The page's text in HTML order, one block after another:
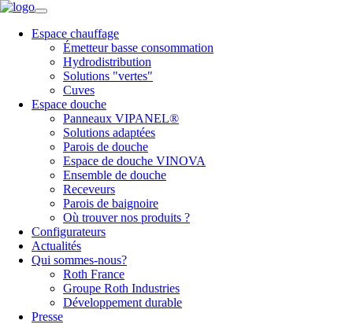
Espace chauffage
Émetteur basse consommation
Hydrodistribution
Solutions "vertes"
Cuves
Espace douche
Panneaux VIPANEL®
Solutions adaptées
Parois de douche
Espace de douche VINOVA
Ensemble de douche
Receveurs
Parois de baignoire
Où trouver nos produits ?
Configurateurs
Actualités
Qui sommes-nous?
Roth France
Groupe Roth Industries
Développement durable
Presse